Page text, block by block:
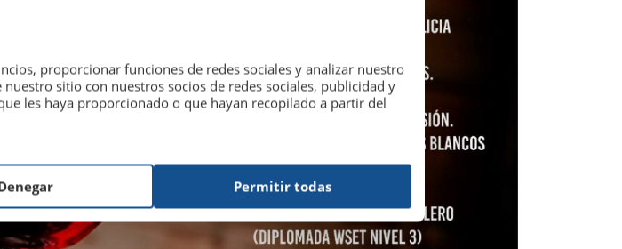
proporcionar funciones de redes sociales y analizar nuestro
sitio con nuestros socios de redes sociales, publicidad y
les haya proporcionado o que hayan recopilado a partir del
Permitir todas